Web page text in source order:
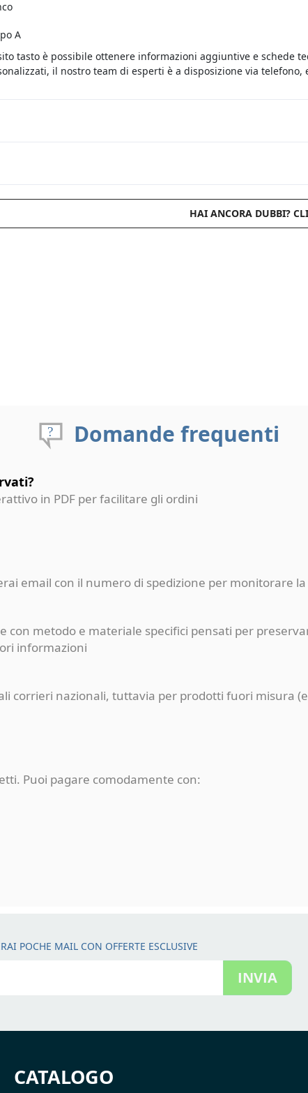
A
tasto è possibile ottenere informazioni aggiuntive e schede
il nostro team di esperti è a disposizione via
HAI ANCORA DUBBI?
Domande frequenti
in PDF per facilitare gli ordini
email con il numero di spedizione per monitorare la
con metodo e materiale specifici pensati per
informazioni
corrieri nazionali, tuttavia per prodotti fuori misura
Puoi pagare comodamente con:
POCHE MAIL CON OFFERTE ESCLUSIVE
INVIA
CATALOGO